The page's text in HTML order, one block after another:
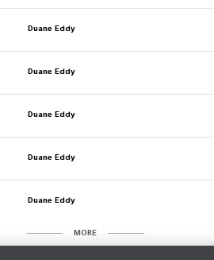
Duane Eddy
Duane Eddy
Duane Eddy
Duane Eddy
Duane Eddy
MORE